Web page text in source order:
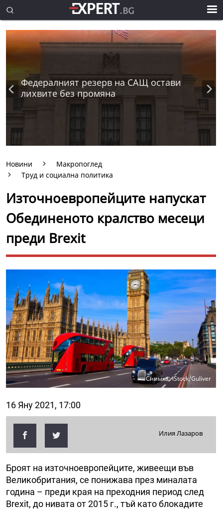
Федералният резерв на САЩ остави
лихвите без промяна
Новини
Макропоглед
Труд и социална политика
Източноевропейците напускат
Обединеното кралство месеци
преди Brexit
Снимка: iStock/Guliver
16 Яну 2021, 17:00
Илия Лазаров
Броят на източноевропейците, живеещи във
Великобритания, се понижава през миналата
година – преди края на преходния период след
Brexit, до нивата от 2015 г., тъй като блокадите